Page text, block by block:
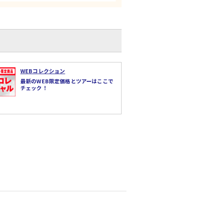
WEBコレクション
最新のWEB限定価格とツアーはここで
チェック！